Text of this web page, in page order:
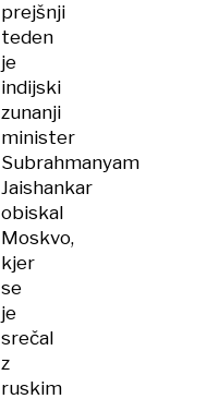
prejšnji
teden
je
indijski
zunanji
minister
Subrahmanyam
Jaishankar
obiskal
Moskvo,
kjer
se
je
srečal
z
ruskim